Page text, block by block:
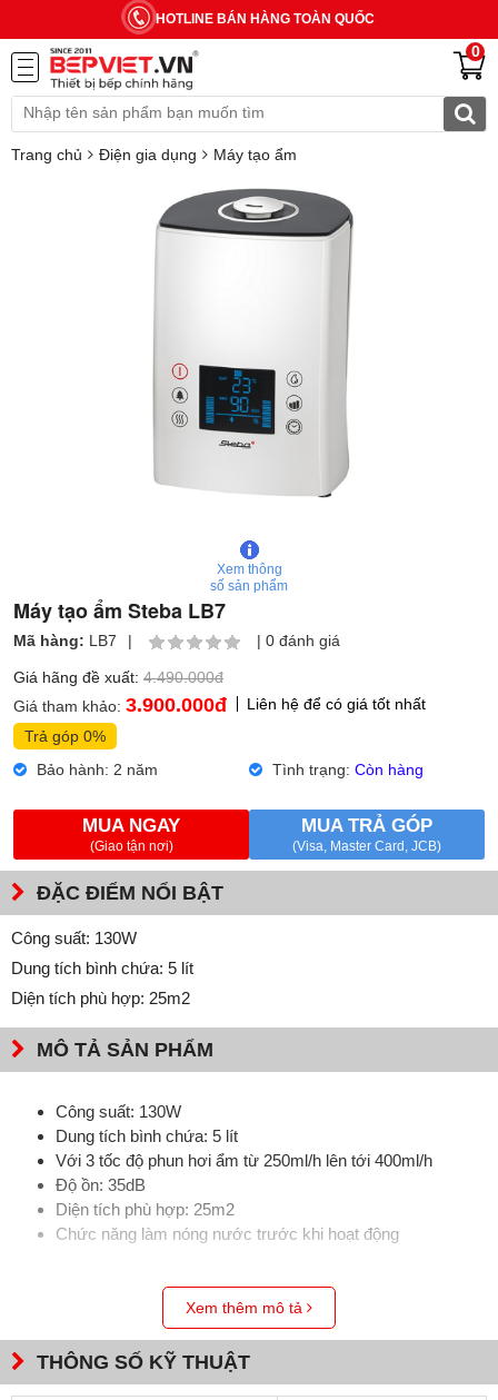
HOTLINE BÁN HÀNG TOÀN QUỐC
0
Trang chủ Điện gia dụng Máy tạo ẩm
Xem thông
số sản phẩm
Máy tạo ẩm Steba LB7
Mã hàng: LB7 | | 0 đánh giá
Giá hãng đề xuất: 4.490.000đ
Giá tham khảo: 3.900.000đ
Liên hệ để có giá tốt nhất
Trả góp 0%
Bảo hành: 2 năm
Tình trạng: Còn hàng
MUA NGAY
(Giao tận nơi)
MUA TRẢ GÓP
(Visa, Master Card, JCB)
ĐẶC ĐIỂM NỔI BẬT
Công suất: 130W
Dung tích bình chứa: 5 lít
Diện tích phù hợp: 25m2
MÔ TẢ SẢN PHẨM
Công suất: 130W
Dung tích bình chứa: 5 lít
Với 3 tốc độ phun hơi ẩm từ 250ml/h lên tới 400ml/h
Độ ồn: 35dB
Diện tích phù hợp: 25m2
Chức năng làm nóng nước trước khi hoạt động
Xem thêm mô tả
THÔNG SỐ KỸ THUẬT